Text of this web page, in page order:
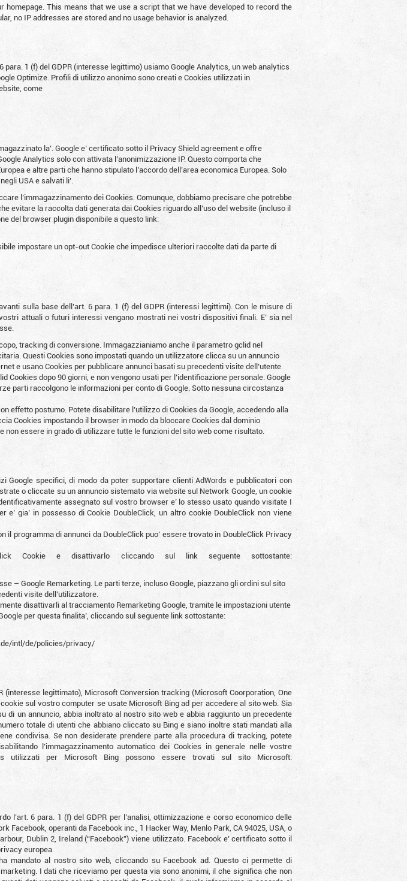
homepage. This means that we use a script that we have developed to record the
no IP addresses are stored and no usage behavior is analyzed.
1 (f) del GDPR (interesse legittimo) usiamo Google Analytics, un web analytics
Optimize. Profili di utilizzo anonimo sono creati e Cookies utilizzati in
come
la’. Google e’ certificato sotto il Privacy Shield agreement e offre
Analytics solo con attivata l’anonimizzazione IP. Questo comporta che
e altre parti che hanno stipulato l’accordo dell’area economica Europea. Solo
USA e salvati li’.
l’immagazzinamento dei Cookies. Comunque, dobbiamo precisare che potrebbe
evitare la raccolta dati generata dai Cookies riguardo all’uso del website (incluso il
del browser plugin disponibile a questo link:
impostare un opt-out Cookie che impedisce ulteriori raccolte dati da parte di
sulla base dell’art. 6 para. 1 (f) del GDPR (interessi legittimi). Con le misure di
attuali o futuri interessi vengano mostrati nei vostri dispositivi finali. E’ sia nel
tracking di conversione. Immagazzianiamo anche il parametro gclid nel
Questi Cookies sono impostati quando un utilizzatore clicca su un annuncio
e usano Cookies per pubblicare annunci basati su precedenti visite dell’utente
dopo 90 giorni, e non vengono usati per l’identificazione personale. Google
parti raccolgono le informazioni per conto di Google. Sotto nessuna circostanza
effetto postumo. Potete disabilitare l’utilizzo di Cookies da Google, accedendo alla
Cookies impostando il browser in modo da bloccare Cookies dal dominio
non essere in grado di utilizzare tutte le funzioni del sito web come risultato.
specifici, di modo da poter supportare clienti AdWords e pubblicatori con
o cliccate su un annuncio sistemato via website sul Network Google, un cookie
assegnato sul vostro browser e’ lo stesso usato quando visitate I
gia’ in possesso di Cookie DoubleClick, un altro cookie DoubleClick non viene
programma di annunci da DoubleClick puo’ essere trovato in DoubleClick Privacy
Cookie e disattivarlo cliccando sul link seguente sottostante:
– Google Remarketing. Le parti terze, incluso Google, piazzano gli ordini sul sito
visite dell’utilizzatore.
disattivarli al tracciamento Remarketing Google, tramite le impostazioni utente
per questa finalita’, cliccando sul seguente link sottostante:
intl/de/policies/privacy/
legittimato), Microsoft Conversion tracking (Microsoft Coorporation, One
sul vostro computer se usate Microsoft Bing ad per accedere al sito web. Sia
un annuncio, abbia inoltrato al nostro sito web e abbia raggiunto un precedente
totale di utenti che abbiano cliccato su Bing e siano inoltre stati mandati alla
condivisa. Se non desiderate prendere parte alla procedura di tracking, potete
l’immagazzinamento automatico dei Cookies in generale nelle vostre
utilizzati per Microsoft Bing possono essere trovati sul sito Microsoft:
l’art. 6 para. 1 (f) del GDPR per l’analisi, ottimizzazione e corso economico delle
Facebook, operanti da Facebook inc., 1 Hacker Way, Menlo Park, CA 94025, USA, o
Dublin 2, Ireland (“Facebook”) viene utilizzato. Facebook e’ certificato sotto il
europea.
mandato al nostro sito web, cliccando su Facebook ad. Questo ci permette di
I dati che riceviamo per questa via sono anonimi, il che significa che non